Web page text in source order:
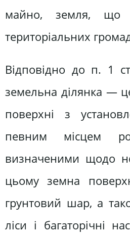
майно, земля, що
територіальних
Відповідно до п. 1
земельна ділянка —
поверхні з
певним місцем
визначеними щодо
цьому земна
грунтовий шар, а
ліси і багаторічні